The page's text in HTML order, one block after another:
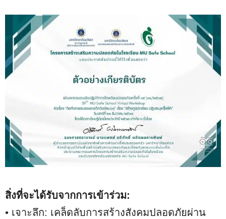
สิ่งที่จะได้รับจากการเข้าร่วม:
• เจาะลึก: เคล็ดลับการสร้างสังคมปลอดภัยผ่าน